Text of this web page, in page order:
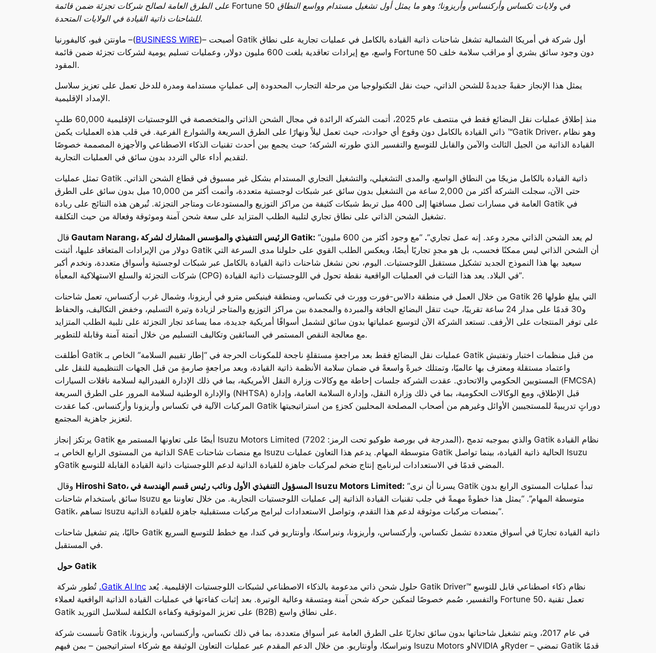
على الطرق العامة لصالح شركات تجزئة ضمن قائمة Fortune 50 في ولايات تكساس وأركنساس وأريزونا؛ وهو ما يمثل أول تشغيل مستدام وواسع النطاق
للشاحنات ذاتية القيادة في الولايات المتحدة.
ماونتن فيو، كاليفورنيا –(BUSINESS WIRE)– أصبحت Gatik أول شركة في أمريكا الشمالية تشغل شاحنات ذاتية القيادة بالكامل في عمليات تجارية على نطاق
واسع، مع إيرادات تعاقدية بلغت 600 مليون دولار، وعمليات تسليم يومية لشركات تجزئة ضمن قائمة Fortune 50 دون وجود سائق بشري أو مراقب سلامة خلف
المقود.
يمثل هذا الإنجاز حقبةً جديدةً للشحن الذاتي، حيث نقل التكنولوجيا من مرحلة التجارب المحدودة إلى عملياتٍ مستدامة ومدرة للدخل تعمل على تعزيز سلاسل
الإمداد الإقليمية.
منذ إطلاق عمليات نقل البضائع فقط في منتصف عام 2025، أتمت الشركة الرائدة في مجال الشحن الذاتي والمتخصصة في اللوجستيات الإقليمية 60,000 طلبٍ
ذاتي القيادة بالكامل دون وقوع أي حوادث، حيث تعمل ليلاً ونهارًا على الطرق السريعة والشوارع الفرعية. في قلب هذه العمليات يكمن ™Gatik Driver، وهو نظام
القيادة الذاتية من الجيل الثالث والآمن والقابل للتوسع والتفسير الذي طورته الشركة؛ حيث يجمع بين أحدث تقنيات الذكاء الاصطناعي والأجهزة المصممة خصوصًا
لتقديم أداء عالي التردد بدون سائق في العمليات التجارية.
تمثل عمليات Gatik ذاتية القيادة بالكامل مزيجًا من النطاق الواسع، والمدى التشغيلي، والتشغيل التجاري المستدام بشكل غير مسبوق في قطاع الشحن الذاتي.
حتى الآن، سجلت الشركة أكثر من 2,000 ساعة من التشغيل بدون سائق عبر شبكات لوجستية متعددة، وأتمت أكثر من 10,000 ميل بدون سائق على الطرق
العامة في مسارات تصل مسافتها إلى 400 ميل تربط شبكات كثيفة من مراكز التوزيع والمستودعات ومتاجر التجزئة. تُبرهن هذه النتائج على ريادة Gatik في
تشغيل الشحن الذاتي على نطاق تجاري لتلبية الطلب المتزايد على سعة شحن آمنة وموثوقة وفعالة من حيث التكلفة.
قال Gautam Narang، الرئيس التنفيذي والمؤسس المشارك لشركة Gatik: “لم يعد الشحن الذاتي مجرد وعد. إنه عمل تجاري”.
“مع وجود أكثر من 600 مليون
دولار من الإيرادات المتعاقد عليها، أثبتت Gatik أن الشحن الذاتي ليس ممكنًا فحسب، بل هو مجدٍ تجاريًا أيضًا، ويعكس الطلب القوي على حلولنا مدى السرعة التي
سيعيد بها هذا النموذج الجديد تشكيل مستقبل اللوجستيات. اليوم، نحن نشغل شاحنات ذاتية القيادة بالكامل عبر شبكات لوجستية وأسواق متعددة، ونخدم أكبر
شركات التجزئة والسلع الاستهلاكية المعبأة (CPG) في البلاد. يعد هذا الثبات في العمليات الواقعية نقطة تحول في اللوجستيات ذاتية القيادة”.
من خلال العمل في منطقة دالاس-فورت وورث في تكساس، ومنطقة فينيكس مترو في أريزونا، وشمال غرب أركنساس، تعمل شاحنات Gatik التي يبلغ طولها 26
و30 قدمًا على مدار 24 ساعة تقريبًا، حيث تنقل البضائع الجافة والمبردة والمجمدة بين مراكز التوزيع والمتاجر لزيادة وتيرة التسليم، وخفض التكاليف، والحفاظ
على توفر المنتجات على الأرفف. تستعد الشركة الآن لتوسيع عملياتها بدون سائق لتشمل أسواقًا أمريكية جديدة، مما يساعد تجار التجزئة على تلبية الطلب المتزايد
مع معالجة النقص المستمر في السائقين وتكاليف التسليم من خلال أتمتة آمنة وقابلة للتطوير.
أطلقت Gatik عمليات نقل البضائع فقط بعد مراجعةٍ مستقلةٍ ناجحة للمكونات الحرجة في “إطار تقييم السلامة” الخاص بـ Gatik من قبل منظمات اختبار وتفتيش
واعتماد مستقلة ومعترف بها عالميًا، وتمتلك خبرةً واسعةً في ضمان سلامة الأنظمة ذاتية القيادة، وبعد مراجعةٍ صارمةٍ من قبل الجهات التنظيمية للنقل على
المستويين الحكومي والاتحادي. عقدت الشركة جلسات إحاطة مع وكالات وزارة النقل الأمريكية، بما في ذلك الإدارة الفيدرالية لسلامة ناقلات السيارات (FMCSA)
والإدارة الوطنية لسلامة المرور على الطرق السريعة (NHTSA) قبل الإطلاق، ومع الوكالات الحكومية، بما في ذلك وزارة النقل، وإدارة السلامة العامة، وإدارة
المركبات الآلية في تكساس وأريزونا وأركنساس. كما عقدت Gatik دوراتٍ تدريبيةً للمستجيبين الأوائل وغيرهم من أصحاب المصلحة المحليين كجزءٍ من استراتيجيتها
لتعزيز جاهزية المجتمع.
يرتكز إنجاز Gatik أيضًا على تعاونها المستمر مع Isuzu Motors Limited (المدرجة في بورصة طوكيو تحت الرمز: 7202)، والذي بموجبه تدمج Gatik نظام القيادة
الذاتية من المستوى الرابع الخاص بـ SAE مع منصات شاحنات Isuzu متوسطة المهام. يدعم هذا التعاون عمليات Gatik الحالية ذاتية القيادة، بينما تواصل Isuzu
وGatik المضي قدمًا في الاستعدادات لبرنامج إنتاج ضخم لمركبات جاهزة للقيادة الذاتية لدعم اللوجستيات ذاتية القيادة القابلة للتوسع.
Hiroshi Sato، المسؤول التنفيذي الأول ونائب رئيس قسم الهندسة في Isuzu Motors Limited: “يسرنا أن نرى Gatik تبدأ عمليات المستوى الرابع بدون
سائق باستخدام شاحنات Isuzu متوسطة المهام”. “يمثل هذا خطوةً مهمةً في جلب تقنيات القيادة الذاتية إلى عمليات اللوجستيات التجارية. من خلال تعاوننا مع
Gatik، تساهم Isuzu بمنصات مركبات موثوقة لدعم هذا التقدم، وتواصل الاستعدادات لبرامج مركبات مستقبلية جاهزة للقيادة الذاتية”.
حاليًا، يتم تشغيل شاحنات Gatik ذاتية القيادة تجاريًا في أسواق متعددة تشمل تكساس، وأركنساس، وأريزونا، ونبراسكا، وأونتاريو في كندا، مع خطط للتوسع السريع
في المستقبل.
حول Gatik
.Gatik AI Inc
والتفسير، صُمم خصوصًا لتمكين حركة شحن آمنة ومتسقة وعالية الوتيرة. بعد إثبات كفاءتها في عمليات القيادة الذاتية الواقعية لعملاء Fortune 50، تعمل تقنية
Gatik على تعزيز الموثوقية وكفاءة التكلفة لسلاسل التوريد (B2B) على نطاق واسع.
تأسست شركة Gatik في عام 2017، ويتم تشغيل شاحناتها بدون سائق تجاريًا على الطرق العامة عبر أسواق متعددة، بما في ذلك تكساس، وأركنساس، وأريزونا،
ونبراسكا، وأونتاريو. من خلال الدعم المقدم عبر عمليات التعاون الوثيقة مع شركاء استراتيجيين – بمن فيهم Isuzu Motors وNVIDIA وRyder – تمضي Gatik قدمًا